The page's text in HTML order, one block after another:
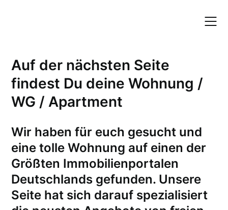
Auf der nächsten Seite
findest Du deine Wohnung /
WG / Apartment
Wir haben für euch gesucht und
eine tolle Wohnung auf einen der
Größten Immobilienportalen
Deutschlands gefunden. Unsere
Seite hat sich darauf spezialisiert